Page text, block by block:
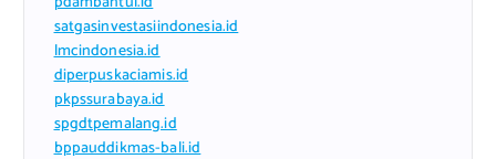
satgasinvestasiindonesia.id
lmcindonesia.id
diperpuskaciamis.id
pkpssurabaya.id
spgdtpemalang.id
bppauddikmas-bali.id